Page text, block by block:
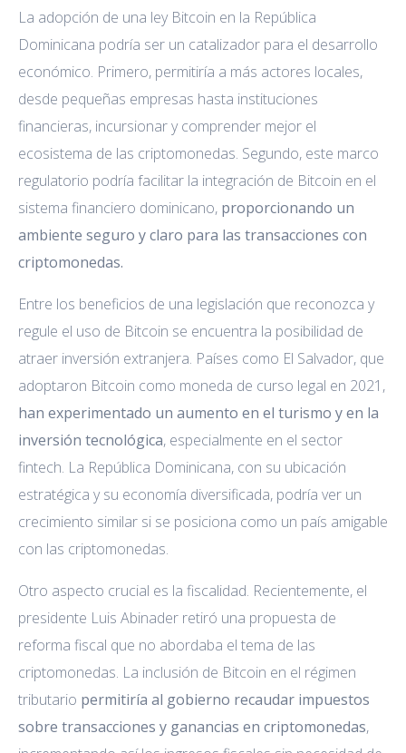
La adopción de una ley Bitcoin en la República
Dominicana podría ser un catalizador para el desarrollo
económico. Primero, permitiría a más actores locales,
desde pequeñas empresas hasta instituciones
financieras, incursionar y comprender mejor el
ecosistema de las criptomonedas. Segundo, este marco
regulatorio podría facilitar la integración de Bitcoin en el
sistema financiero dominicano, proporcionando un
ambiente seguro y claro para las transacciones con
criptomonedas.
Entre los beneficios de una legislación que reconozca y
regule el uso de Bitcoin se encuentra la posibilidad de
atraer inversión extranjera. Países como El Salvador, que
adoptaron Bitcoin como moneda de curso legal en 2021,
han experimentado un aumento en el turismo y en la
inversión tecnológica, especialmente en el sector
fintech. La República Dominicana, con su ubicación
estratégica y su economía diversificada, podría ver un
crecimiento similar si se posiciona como un país amigable
con las criptomonedas.
Otro aspecto crucial es la fiscalidad. Recientemente, el
presidente Luis Abinader retiró una propuesta de
reforma fiscal que no abordaba el tema de las
criptomonedas. La inclusión de Bitcoin en el régimen
tributario permitiría al gobierno recaudar impuestos
sobre transacciones y ganancias en criptomonedas,